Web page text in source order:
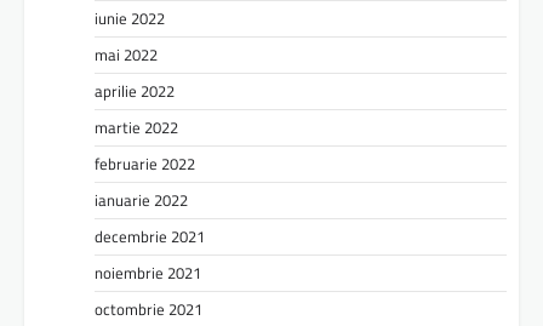
iunie 2022
mai 2022
aprilie 2022
martie 2022
februarie 2022
ianuarie 2022
decembrie 2021
noiembrie 2021
octombrie 2021